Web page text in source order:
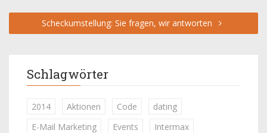
Scheckumstellung: Sie fragen, wir antworten
Schlagwörter
2014 Aktionen Code
dating
E-Mail Marketing
Events
Intermax